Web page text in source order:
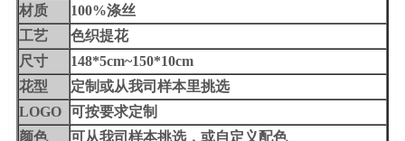
材质
100%涤丝
工艺
色织提花
尺寸
148*5cm~150*10cm
花型
定制或从我司样本里挑选
LOGO
可按要求定制
颜色
可从我司样本挑选，或自定义配色